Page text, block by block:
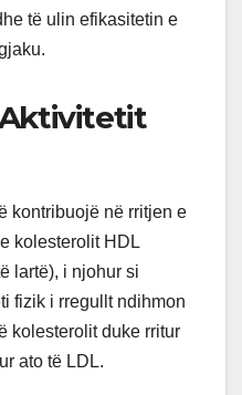
të ulin efikasitetin e
Aktivitetit
kontribuojë në rritjen e
kolesterolit HDL
lartë), i njohur si
fizik i rregullt ndihmon
kolesterolit duke rritur
ato të LDL.